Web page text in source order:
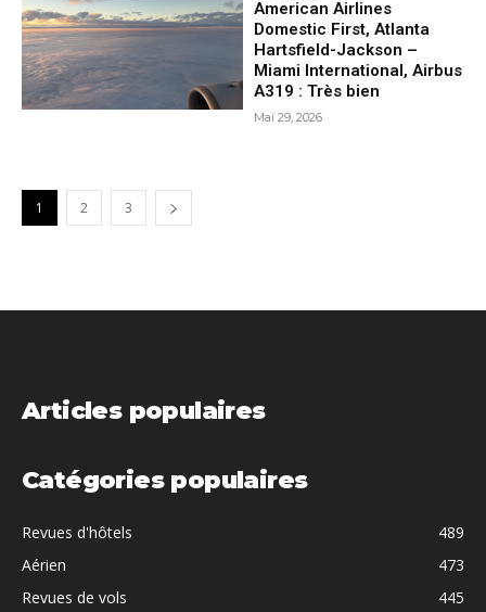
American Airlines
Domestic First, Atlanta
Hartsfield-Jackson –
Miami International, Airbus
A319 : Très bien
Mai 29, 2026
1 2 3
Articles populaires
Catégories populaires
Revues d'hôtels
489
Aérien
473
Revues de vols
445